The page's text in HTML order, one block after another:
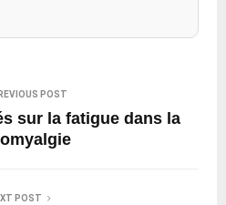
POST
sur la fatigue dans la
POST